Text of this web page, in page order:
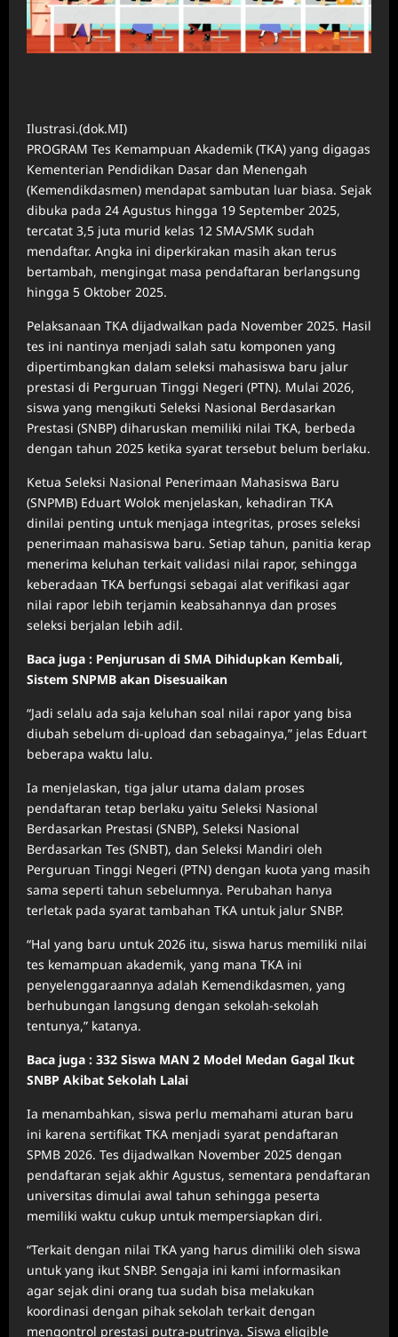
Ilustrasi.(dok.MI)
PROGRAM Tes Kemampuan Akademik (TKA) yang digagas
Kementerian Pendidikan Dasar dan Menengah
(Kemendikdasmen) mendapat sambutan luar biasa. Sejak
dibuka pada 24 Agustus hingga 19 September 2025,
tercatat 3,5 juta murid kelas 12 SMA/SMK sudah
mendaftar. Angka ini diperkirakan masih akan terus
bertambah, mengingat masa pendaftaran berlangsung
hingga 5 Oktober 2025.
Pelaksanaan TKA dijadwalkan pada November 2025. Hasil
tes ini nantinya menjadi salah satu komponen yang
dipertimbangkan dalam seleksi mahasiswa baru jalur
prestasi di Perguruan Tinggi Negeri (PTN). Mulai 2026,
siswa yang mengikuti Seleksi Nasional Berdasarkan
Prestasi (SNBP) diharuskan memiliki nilai TKA, berbeda
dengan tahun 2025 ketika syarat tersebut belum berlaku.
Ketua Seleksi Nasional Penerimaan Mahasiswa Baru
(SNPMB) Eduart Wolok menjelaskan, kehadiran TKA
dinilai penting untuk menjaga integritas, proses seleksi
penerimaan mahasiswa baru. Setiap tahun, panitia kerap
menerima keluhan terkait validasi nilai rapor, sehingga
keberadaan TKA berfungsi sebagai alat verifikasi agar
nilai rapor lebih terjamin keabsahannya dan proses
seleksi berjalan lebih adil.
Baca juga : Penjurusan di SMA Dihidupkan Kembali,
Sistem SNPMB akan Disesuaikan
“Jadi selalu ada saja keluhan soal nilai rapor yang bisa
diubah sebelum di-upload dan sebagainya,” jelas Eduart
beberapa waktu lalu.
Ia menjelaskan, tiga jalur utama dalam proses
pendaftaran tetap berlaku yaitu Seleksi Nasional
Berdasarkan Prestasi (SNBP), Seleksi Nasional
Berdasarkan Tes (SNBT), dan Seleksi Mandiri oleh
Perguruan Tinggi Negeri (PTN) dengan kuota yang masih
sama seperti tahun sebelumnya. Perubahan hanya
terletak pada syarat tambahan TKA untuk jalur SNBP.
“Hal yang baru untuk 2026 itu, siswa harus memiliki nilai
tes kemampuan akademik, yang mana TKA ini
penyelenggaraannya adalah Kemendikdasmen, yang
berhubungan langsung dengan sekolah-sekolah
tentunya,” katanya.
Baca juga : 332 Siswa MAN 2 Model Medan Gagal Ikut
SNBP Akibat Sekolah Lalai
Ia menambahkan, siswa perlu memahami aturan baru
ini karena sertifikat TKA menjadi syarat pendaftaran
SPMB 2026. Tes dijadwalkan November 2025 dengan
pendaftaran sejak akhir Agustus, sementara pendaftaran
universitas dimulai awal tahun sehingga peserta
memiliki waktu cukup untuk mempersiapkan diri.
“Terkait dengan nilai TKA yang harus dimiliki oleh siswa
untuk yang ikut SNBP. Sengaja ini kami informasikan
agar sejak dini orang tua sudah bisa melakukan
koordinasi dengan pihak sekolah terkait dengan
mengontrol prestasi putra-putrinya. Siswa eligible